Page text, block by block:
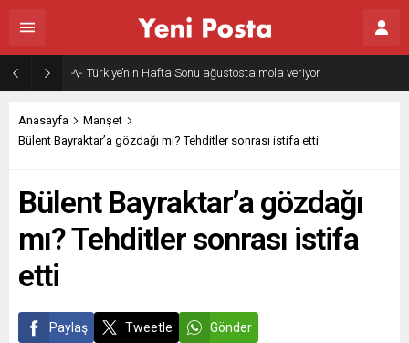
Gazze’nin geleceği: Teknokratik kontrol mü, kolonializm mi?
Anasayfa
Manşet
Bülent Bayraktar’a gözdağı mı? Tehditler sonrası istifa etti
Bülent Bayraktar’a gözdağı
mı? Tehditler sonrası istifa
etti
Paylaş Tweetle Gönder